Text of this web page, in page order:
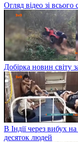
Огляд відео зі всього
Добірка новин світу
В Індії через вибух
десяток людей